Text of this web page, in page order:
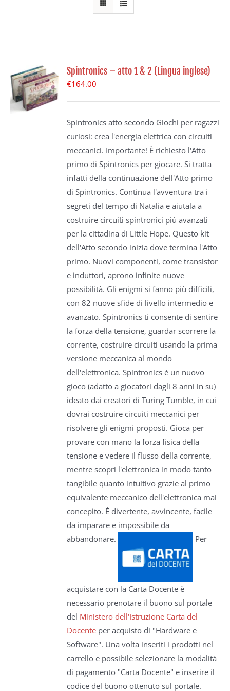
Spintronics – atto 1 & 2 (Lingua inglese)
€164.00
Spintronics atto secondo Giochi per ragazzi
curiosi: crea l'energia elettrica con circuiti
meccanici. Importante! È richiesto l'Atto
primo di Spintronics per giocare. Si tratta
infatti della continuazione dell'Atto primo
di Spintronics. Continua l'avventura tra i
segreti del tempo di Natalia e aiutala a
costruire circuiti spintronici più avanzati
per la cittadina di Little Hope. Questo kit
dell'Atto secondo inizia dove termina l'Atto
primo. Nuovi componenti, come transistor
e induttori, aprono infinite nuove
possibilità. Gli enigmi si fanno più difficili,
con 82 nuove sfide di livello intermedio e
avanzato. Spintronics ti consente di sentire
la forza della tensione, guardar scorrere la
corrente, costruire circuiti usando la prima
versione meccanica al mondo
dell'elettronica. Spintronics è un nuovo
gioco (adatto a giocatori dagli 8 anni in su)
ideato dai creatori di Turing Tumble, in cui
dovrai costruire circuiti meccanici per
risolvere gli enigmi proposti. Gioca per
provare con mano la forza fisica della
tensione e vedere il flusso della corrente,
mentre scopri l'elettronica in modo tanto
tangibile quanto intuitivo grazie al primo
equivalente meccanico dell'elettronica mai
concepito. È divertente, avvincente, facile
da imparare e impossibile da
abbandonare.
Per
acquistare con la Carta Docente è
necessario prenotare il buono sul portale
del Ministero dell'Istruzione Carta del
Docente per acquisto di "Hardware e
Software". Una volta inseriti i prodotti nel
carrello e possibile selezionare la modalità
di pagamento "Carta Docente" e inserire il
codice del buono ottenuto sul portale.